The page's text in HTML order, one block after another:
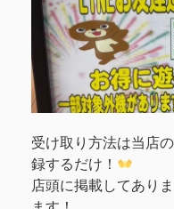
受け取り方法は当店
録するだけ！
店頭に掲載してあり